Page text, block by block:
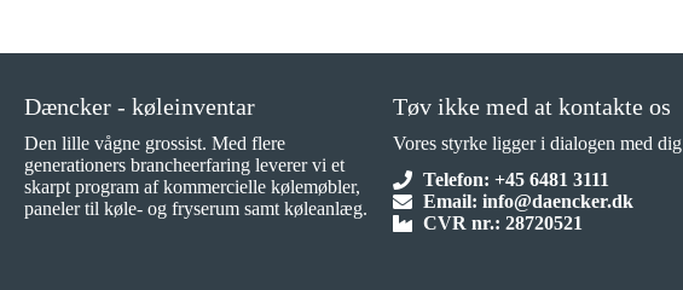
Dæncker - køleinventar
Den lille vågne grossist. Med flere
generationers brancheerfaring leverer vi et
skarpt program af kommercielle kølemøbler,
paneler til køle- og fryserum samt køleanlæg.
Tøv ikke med at kontakte os
Vores styrke ligger i dialogen med dig
Telefon: +45 6481 3111
Email: info@daencker.dk
CVR nr.: 28720521